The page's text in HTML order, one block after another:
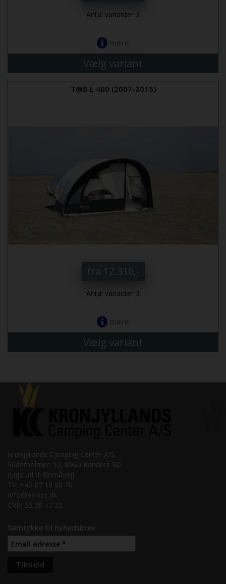
Antal varianter 3
mere
Vælg variant
T@B L 400 (2007-2015)
fra 12.316,-
Antal varianter 3
mere
Vælg variant
Kronjyllands Camping Center A/S
Suderholmen 10, 8960 Randers SØ
(Lige ud til Grenåvej)
Tlf. +45 87 10 98 70
Info@as-kcc.dk
CVR: 33 38 77 33
Samtykke til nyhedsbrev